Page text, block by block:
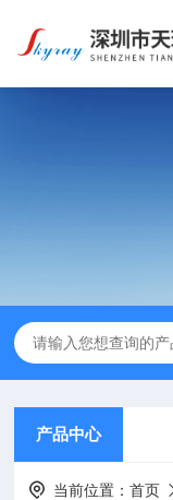
产品中心
当前位置：首页